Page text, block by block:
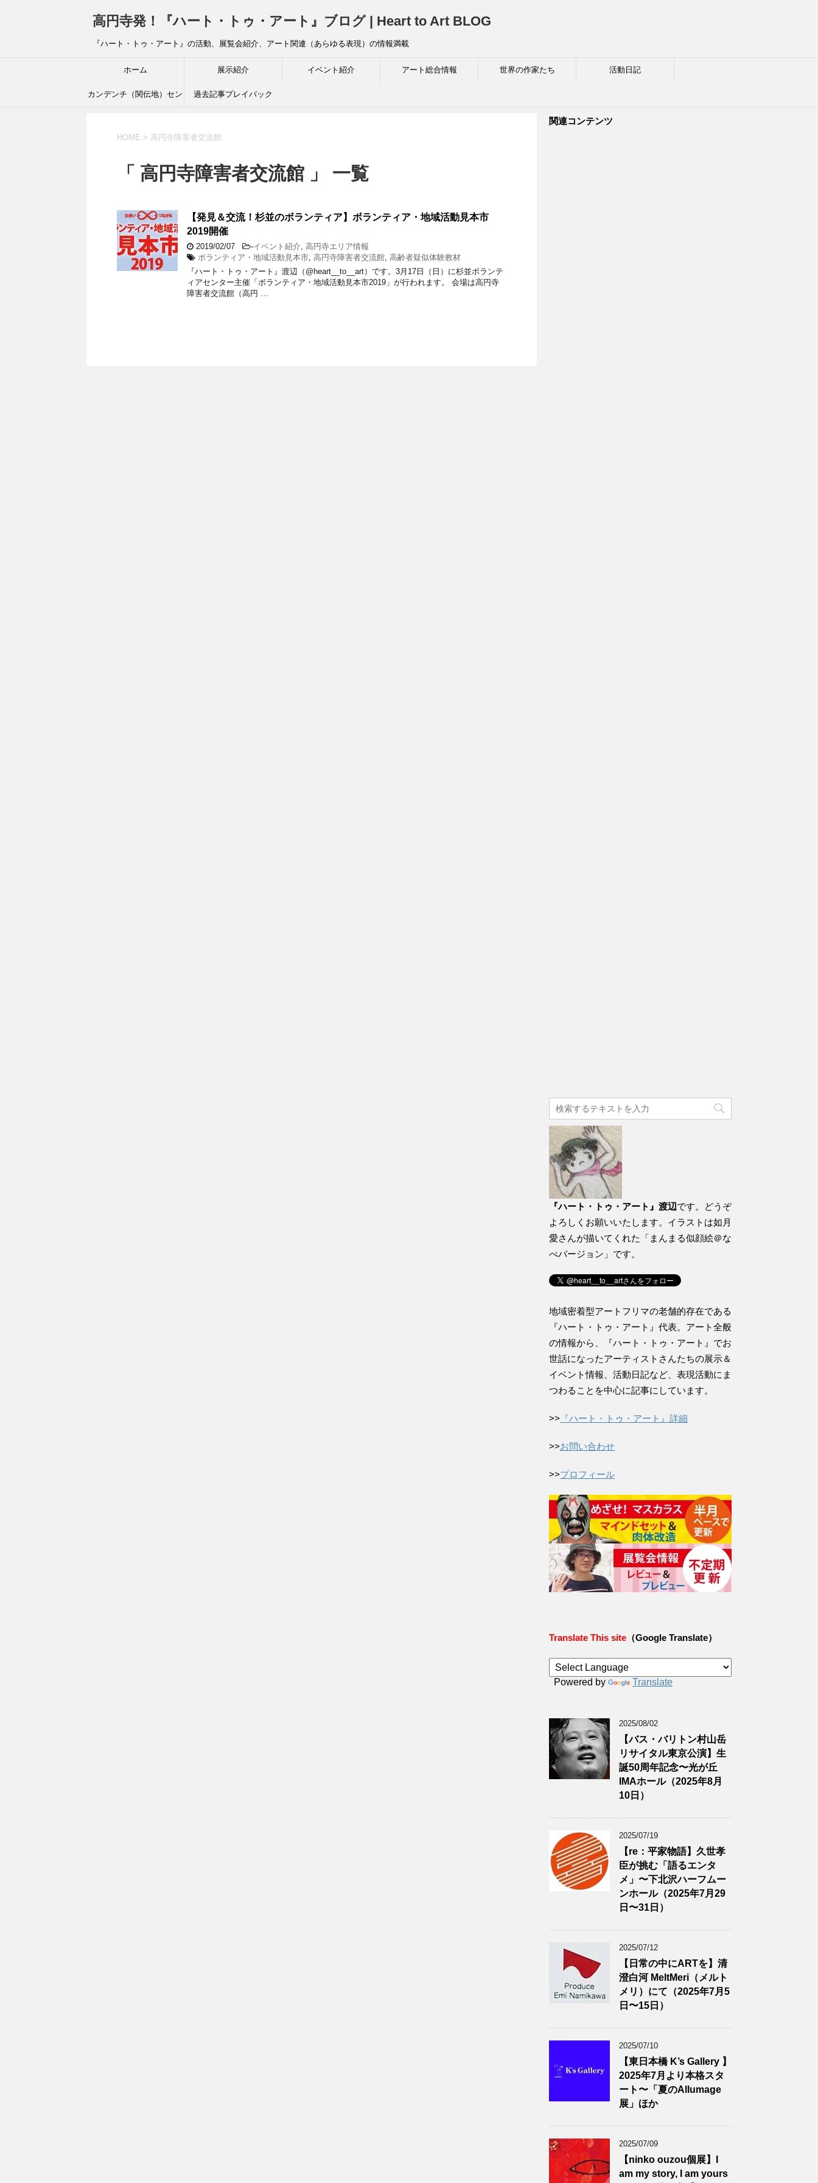
高円寺発！『ハート・トゥ・アート』ブログ | Heart to Art BLOG
『ハート・トゥ・アート』の活動、展覧会紹介、アート関連（あらゆる表現）の情報満載
ホーム 展示紹介 イベント紹介 アート総合情報 世界の作家たち 活動日記
カンデンチ（関伝地）セン 過去記事プレイバック
HOME > 高円寺障害者交流館
「 高円寺障害者交流館 」 一覧
【発見＆交流！杉並のボランティア】ボランティア・地域活動見本市
2019開催
2019/02/07 -イベント紹介, 高円寺エリア情報
ボランティア・地域活動見本市, 高円寺障害者交流館, 高齢者疑似体験教材
『ハート・トゥ・アート』渡辺（@heart__to__art）です。3月17日（日）に杉並ボランテ
ィアセンター主催「ボランティア・地域活動見本市2019」が行われます。 会場は高円寺
障害者交流館（高円 …
関連コンテンツ
『ハート・トゥ・アート』渡辺です。どうぞ
よろしくお願いいたします。イラストは如月
愛さんが描いてくれた「まんまる似顔絵＠な
べバージョン」です。
地域密着型アートフリマの老舗的存在である
『ハート・トゥ・アート』代表。アート全般
の情報から、『ハート・トゥ・アート』でお
世話になったアーティストさんたちの展示＆
イベント情報、活動日記など、表現活動にま
つわることを中心に記事にしています。
>> 『ハート・トゥ・アート』詳細
>>お問い合わせ
>>プロフィール
Translate This site （Google Translate）
Powered by Translate
2025/08/02
【バス・バリトン村山岳
リサイタル東京公演】生
誕50周年記念〜光が丘
IMAホール（2025年8月
10日）
2025/07/19
【re：平家物語】久世孝
臣が挑む「語るエンタ
メ」〜下北沢ハーフムー
ンホール（2025年7月29
日〜31日）
2025/07/12
【日常の中にARTを】清
澄白河 MeltMeri（メルト
メリ）にて（2025年7月5
日〜15日）
2025/07/10
【東日本橋 K’s Gallery 】
2025年7月より本格スタ
ート〜「夏のAllumage
展」ほか
2025/07/09
【ninko ouzou個展】I
am my story, I am yours